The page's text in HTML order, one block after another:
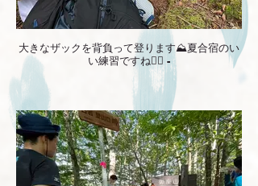
大きなザックを背負って登ります⛰️夏合宿のい
い練習ですね✊🏻 -